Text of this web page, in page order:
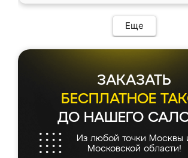
Еще
ЗАКАЗАТЬ
БЕСПЛАТНОЕ
ДО НАШЕГО
Из любой точки Москвы
Московской области!